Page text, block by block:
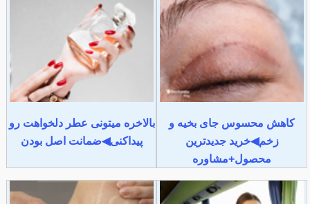
کاهش محسوس جای بخیه و
زخم◀خرید جدیدترین
محصول+مشاوره
بالاخره میتونی عطر دلخواهت رو
پیداکنی◀ضمانت اصل بودن